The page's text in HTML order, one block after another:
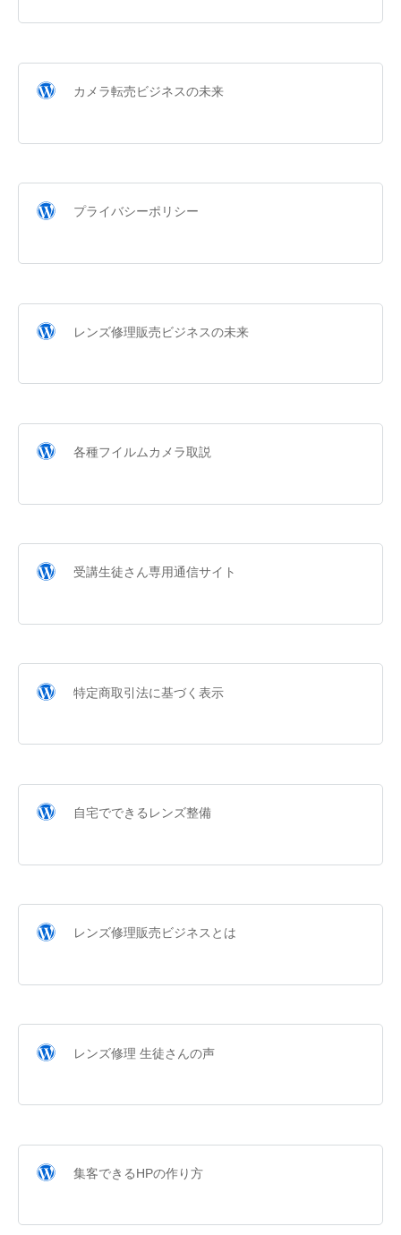
カメラ転売ビジネスの未来
プライバシーポリシー
レンズ修理販売ビジネスの未来
各種フイルムカメラ取説
受講生徒さん専用通信サイト
特定商取引法に基づく表示
自宅でできるレンズ整備
レンズ修理販売ビジネスとは
レンズ修理 生徒さんの声
集客できるHPの作り方